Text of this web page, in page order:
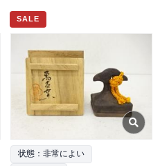
SALE
状態：非常によい